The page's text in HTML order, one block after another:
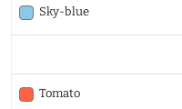
Sky-blue
Tomato